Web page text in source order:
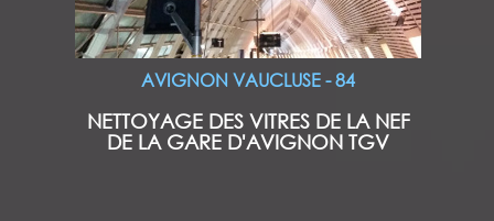
AVIGNON VAUCLUSE - 84
NETTOYAGE DES VITRES DE LA NEF
DE LA GARE D'AVIGNON TGV